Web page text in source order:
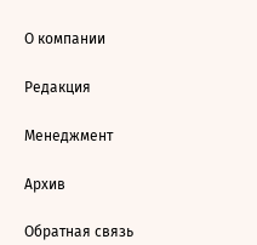
О компании
Редакция
Менеджмент
Архив
Обратная связь